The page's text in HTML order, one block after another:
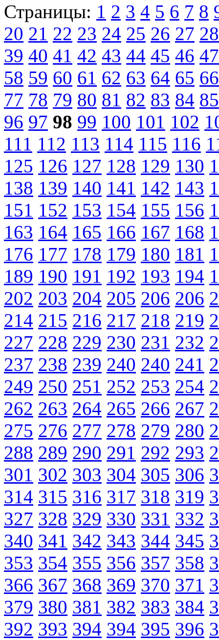
Страницы: 1 2 3 4 5 6 7 8
20 21 22 23 24 25 26 27 28
39 40 41 42 43 44 45 46 47
58 59 60 61 62 63 64 65 66
77 78 79 80 81 82 83 84 85
96 97 98 99 100 101 102
111 112 113 114 115 116
125 126 127 128 129 130
138 139 140 141 142 143
151 152 153 154 155 156
163 164 165 166 167 168
176 177 178 179 180 181
189 190 191 192 193 194
202 203 204 205 206 206
214 215 216 217 218 219
227 228 229 230 231 232
237 238 239 240 240 241
249 250 251 252 253 254
262 263 264 265 266 267
275 276 277 278 279 280
288 289 290 291 292 293
301 302 303 304 305 306
314 315 316 317 318 319
327 328 329 330 331 332
340 341 342 343 344 345
353 354 355 356 357 358
366 367 368 369 370 371
379 380 381 382 383 384
392 393 394 394 395 396